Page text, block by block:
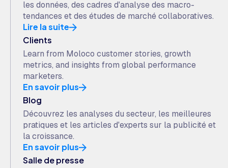
les données, des cadres d'analyse des macro-
tendances et des études de marché collaboratives.
Lire la suite
Clients
Learn from Moloco customer stories, growth
metrics, and insights from global performance
marketers.
En savoir plus
Blog
Découvrez les analyses du secteur, les meilleures
pratiques et les articles d'experts sur la publicité et
la croissance.
En savoir plus
Salle de presse